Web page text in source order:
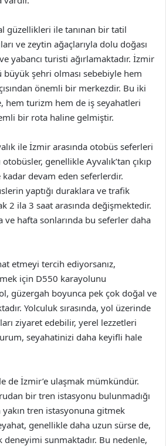
güzellikleri ile tanınan bir tatil
ve zeytin ağaçlarıyla dolu doğası
yabancı turisti ağırlamaktadır. İzmir
büyük şehri olması sebebiyle hem
önemli bir merkezdir. Bu iki
hem turizm hem de iş seyahatleri
bir rota haline gelmiştir.
ile İzmir arasında otobüs seferleri
genellikle Ayvalık’tan çıkıp
devam eden seferlerdir.
yaptığı duraklara ve trafik
2 ila 3 saat arasında değişmektedir.
ve hafta sonlarında bu seferler daha
etmeyi tercih ediyorsanız,
için D550 karayolunu
güzergah boyunca pek çok doğal ve
Yolculuk sırasında, yol üzerinde
ziyaret edebilir, yerel lezzetleri
seyahatinizi daha keyifli hale
de İzmir’e ulaşmak mümkündür.
bir tren istasyonu bulunmadığı
tren istasyonuna gitmek
genellikle daha uzun sürse de,
deneyimi sunmaktadır. Bu nedenle,